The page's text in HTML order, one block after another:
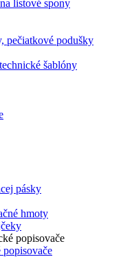
listové spony
pečiatkové podušky
šablóny
pásky
hmoty
popisovače